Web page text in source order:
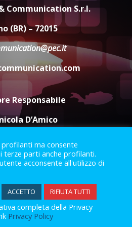
di calcio”
2026 06:00
ferito a colpi di arma
2026 18:13
Communication S.r.l.
(BR) – 72015
Responsabile
D’Amico
Privacy Policy
Legali
Facebook
Instagram
Youtube
byCreativestudio
ma consente
terze parti anche profilanti.
acconsente all'utilizzo di
ACCETTO RIFIUTA TUTTI
completa della Privacy
Privacy Policy